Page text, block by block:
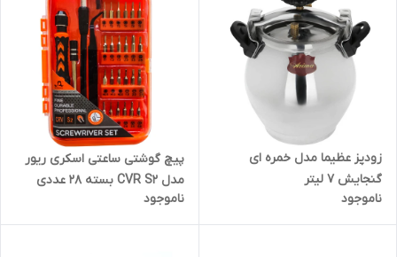
زودپز عظیما مدل خمره ای
گنجایش 7 لیتر
ناموجود
پیچ گوشتی ساعتی اسکری ریور
مدل CVR S2 بسته 28 عددی
ناموجود